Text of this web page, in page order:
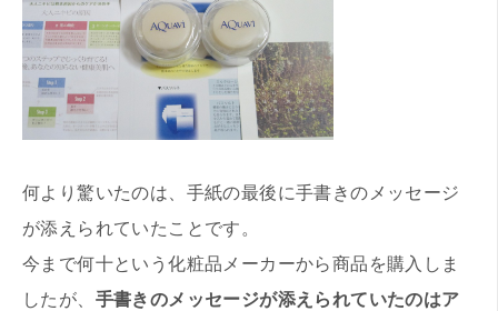
何より驚いたのは、手紙の最後に手書きのメッセージ
が添えられていたことです。
今まで何十という化粧品メーカーから商品を購入しま
したが、 手書きのメッセージが添えられていたのはア